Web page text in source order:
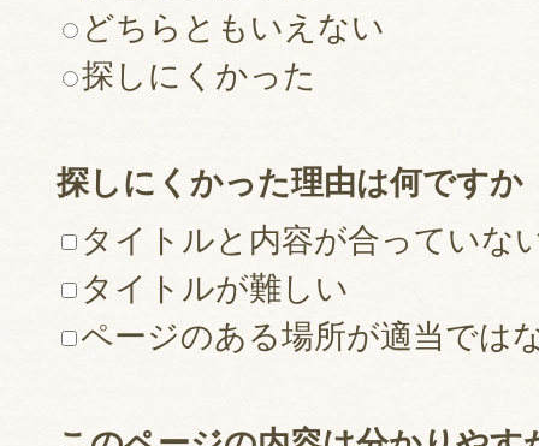
どちらともいえない
探しにくかった
探しにくかった理由は何ですか
タイトルと内容が合っていな
タイトルが難しい
ページのある場所が適当では